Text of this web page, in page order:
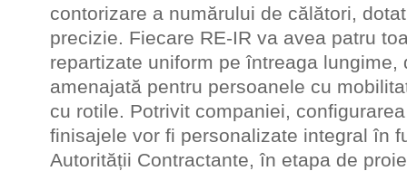
contorizare a numărului de călători,
precizie. Fiecare RE-IR va avea patru
repartizate uniform pe întreaga lungime,
amenajată pentru persoanele cu
cu rotile. Potrivit companiei,
finisajele vor fi personalizate integral în
Autorității Contractante, în etapa de